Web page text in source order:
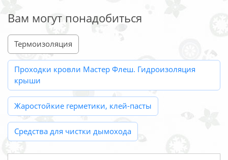
Вам могут понадобиться
Термоизоляция
Проходки кровли Мастер Флеш. Гидроизоляция
крыши
Жаростойкие герметики, клей-пасты
Средства для чистки дымохода